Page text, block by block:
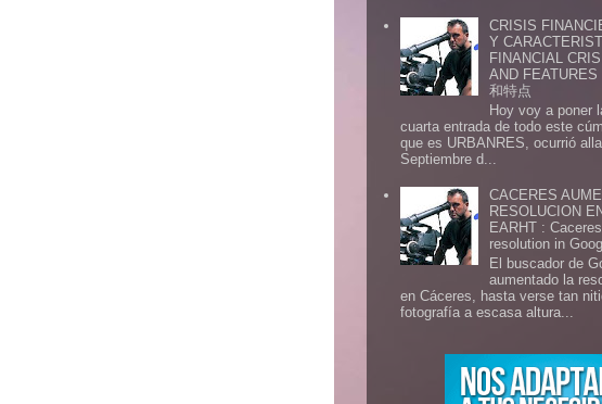
CRISIS
Y
FINANCIAL
AND
和特点
Hoy voy a poner
cuarta entrada de todo este
que es URBANRES, ocurrió
Septiembre d...
CACERES
RESOLUCION
EARHT :
resolution in
El buscador de
aumentado la
en Cáceres, hasta verse tan
fotografía a escasa altura...